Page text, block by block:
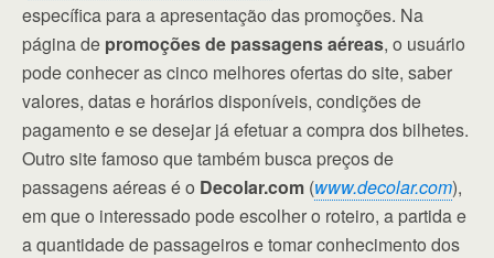
específica para a apresentação das promoções. Na
página de promoções de passagens aéreas, o usuário
pode conhecer as cinco melhores ofertas do site, saber
valores, datas e horários disponíveis, condições de
pagamento e se desejar já efetuar a compra dos bilhetes.
Outro site famoso que também busca preços de
passagens aéreas é o Decolar.com (www.decolar.com),
em que o interessado pode escolher o roteiro, a partida e
a quantidade de passageiros e tomar conhecimento dos